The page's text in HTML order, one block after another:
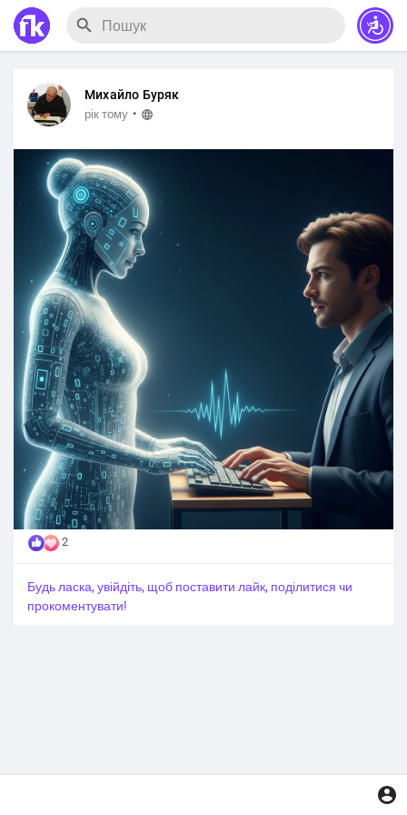
Михайло Буряк
рік тому ·
2
Будь ласка, увійдіть, щоб поставити лайк, поділитися чи
прокоментувати!